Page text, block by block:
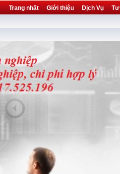
Trang nhất Giới thiệu Dịch Vụ